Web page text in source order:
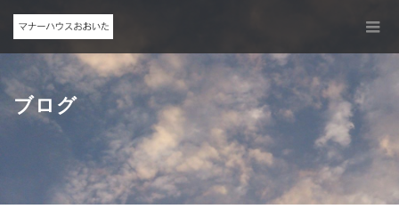
ブログ